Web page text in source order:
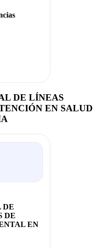
DE LÍNEAS
EN SALUD
DE
DE
EN